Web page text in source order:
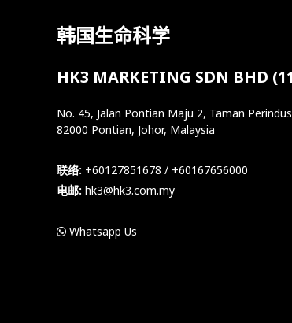
韩国生命科学
HK3 MARKETING SDN BHD
No. 45, Jalan Pontian Maju 2, Taman
82000 Pontian, Johor, Malaysia
联络: +60127851678 / +60167656000
电邮: hk3@hk3.com.my
Whatsapp Us